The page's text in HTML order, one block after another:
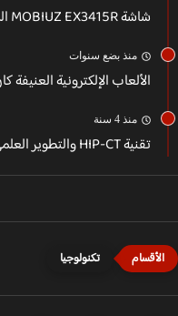
شاشة MOBIUZ EX3415R المنحنية من BenQ
منذ بضع سنوات
الألعاب الإلكترونية العنيفة
منذ 4 سنة
تقنية HIP-CT والتطوير العلمي في مجال الطب والذكاء الاصطناعي
تكنولوجيا